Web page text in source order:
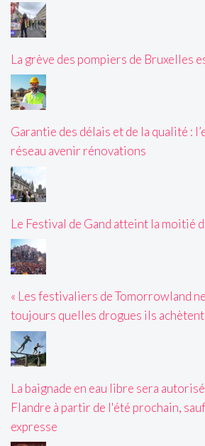
La grève des pompiers de Bruxelles
Garantie des délais et de la qualité :
réseau avenir rénovations
Le Festival de Gand atteint la moitié
« Les festivaliers de Tomorrowland
toujours quelles drogues ils
La baignade en eau libre sera
Flandre à partir de l'été prochain,
expresse